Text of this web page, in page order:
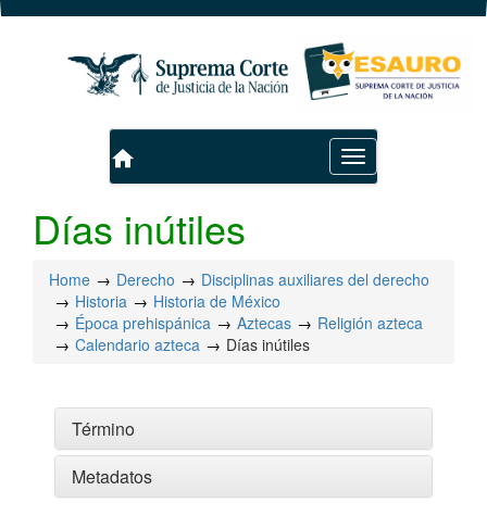
Toggle
navigation
home
Días inútiles
Home Derecho
Disciplinas auxiliares del derecho
Historia
Historia de México
Época prehispánica
Aztecas
Religión azteca
Calendario azteca
Días inútiles
Término
Metadatos